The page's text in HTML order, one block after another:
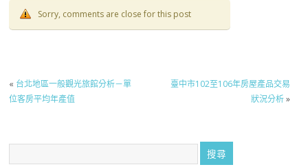
Sorry, comments are close for this post
« 台北地區一般觀光旅館分析－單
位客房平均年產值
臺中市102至106年房屋產品交易
狀況分析»